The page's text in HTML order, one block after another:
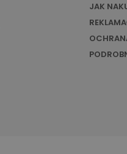
JAK